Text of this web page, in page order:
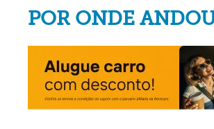
POR ONDE